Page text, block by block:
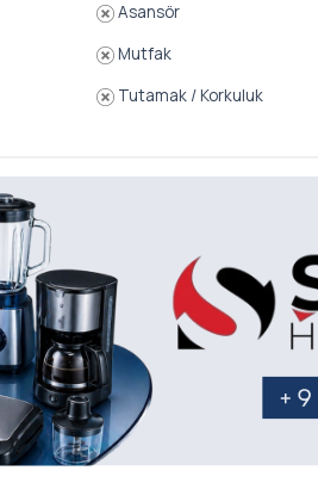
Asansör
Mutfak
Tutamak / Korkuluk